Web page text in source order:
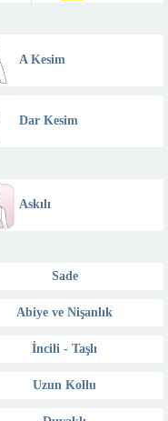
A Kesim
Dar Kesim
Askılı
Sade
Abiye ve Nişanlık
İncili - Taşlı
Uzun Kollu